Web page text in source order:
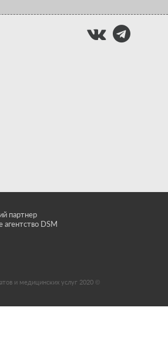
партнер
агентство DSM
и медицинских услуг 2020 ©